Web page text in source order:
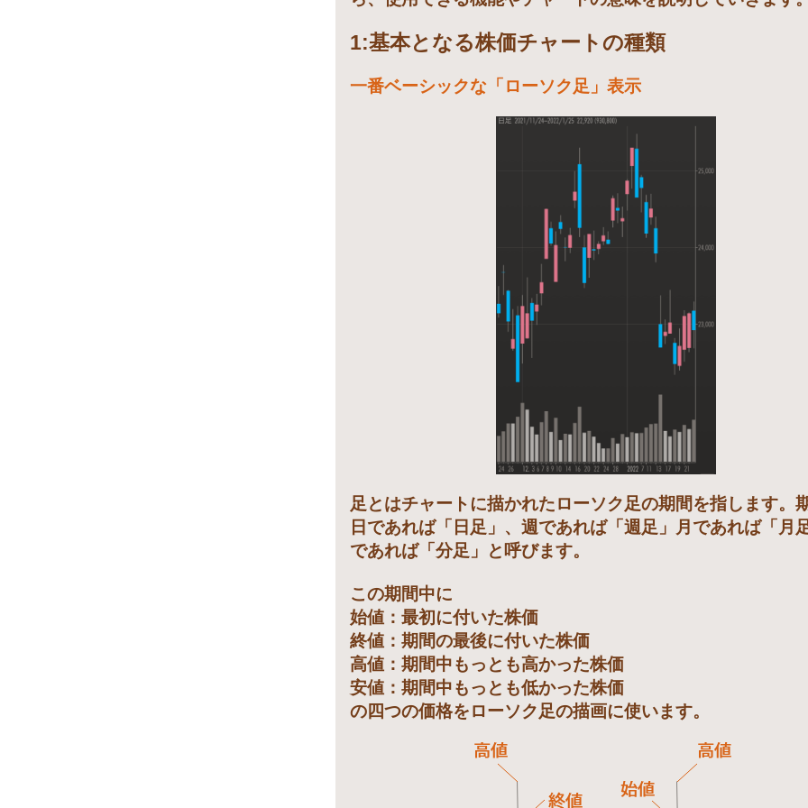
1:基本となる株価チャートの種類
一番ベーシックな「ローソク足」表示
足とはチャートに描かれたローソク足の期間を指します。
日であれば「日足」、週であれば「週足」月であれば「月
であれば「分足」と呼びます。
この期間中に
始値：最初に付いた株価
終値：期間の最後に付いた株価
高値：期間中もっとも高かった株価
安値：期間中もっとも低かった株価
の四つの価格をローソク足の描画に使います。